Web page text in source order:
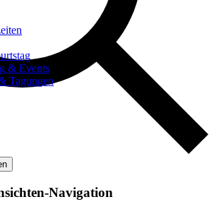
& Events
Tagungen
Navigation